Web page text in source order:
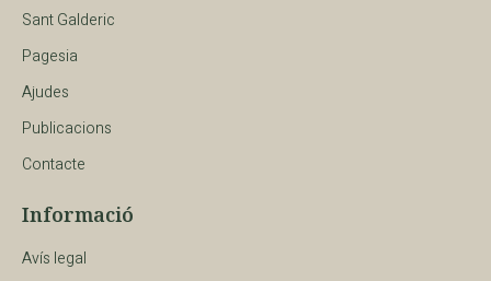
Sant Galderic
Pagesia
Ajudes
Publicacions
Contacte
Informació
Avís legal